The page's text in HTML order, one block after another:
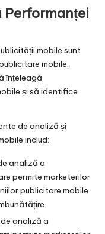
Performanței
mobile sunt
mobile.
înțeleagă
și să identifice
de analiză și
includ:
analiză a
permite marketerilor
publicitare mobile
analiză a